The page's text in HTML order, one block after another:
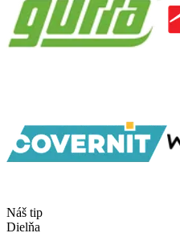
Náš tip
Dielňa